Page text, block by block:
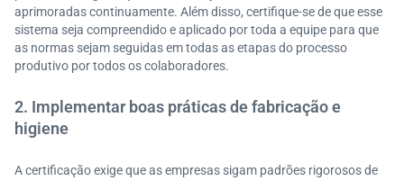
aprimoradas continuamente. Além disso, certifique-se de que esse
sistema seja compreendido e aplicado por toda a equipe para que
as normas sejam seguidas em todas as etapas do processo
produtivo por todos os colaboradores.
2. Implementar boas práticas de fabricação e
higiene
A certificação exige que as empresas sigam padrões rigorosos de